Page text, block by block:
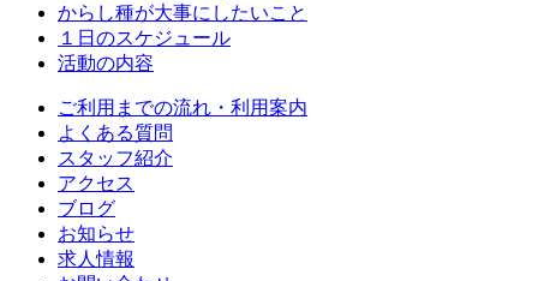
からし種が大事にしたいこと
１日のスケジュール
活動の内容
ご利用までの流れ・利用案内
よくある質問
スタッフ紹介
アクセス
ブログ
お知らせ
求人情報